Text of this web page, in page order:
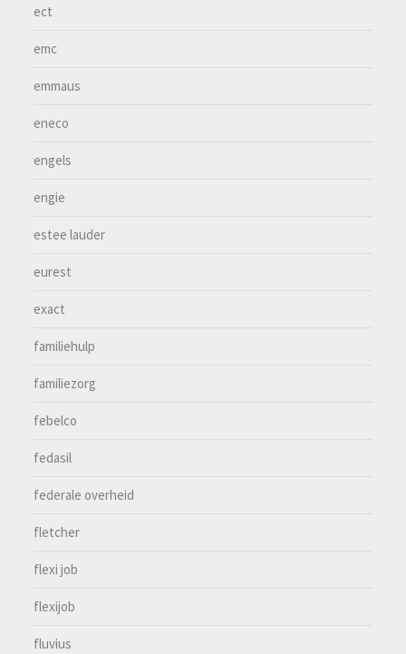
ect
emc
emmaus
eneco
engels
engie
estee lauder
eurest
exact
familiehulp
familiezorg
febelco
fedasil
federale overheid
fletcher
flexi job
flexijob
fluvius